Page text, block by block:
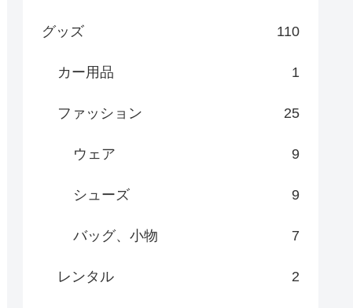
グッズ 110
カー用品 1
ファッション 25
ウェア 9
シューズ 9
バッグ、小物 7
レンタル 2